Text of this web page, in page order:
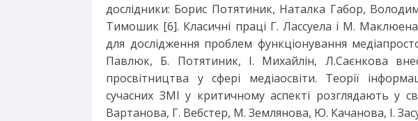
дослідники: Борис Потятиник, Наталка Габор,
Тимошик [6]. Класичні праці Г. Лассуела і М.
для дослідження проблем функціонування
Павлюк, Б. Потятиник, І. Михайлін, Л.Саєнкова
просвітництва у сфері медіаосвіти. Теорії
сучасних ЗМІ у критичному аспекті розглядають у
Вартанова, Г. Вебстер, М. Землянова, Ю. Качанова, І.